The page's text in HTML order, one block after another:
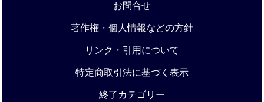
お問合せ
著作権・個人情報などの方針
リンク・引用について
特定商取引法に基づく表示
終了カテゴリー